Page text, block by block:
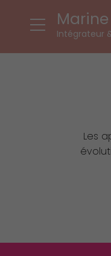
Marine
Intégrateur
Les